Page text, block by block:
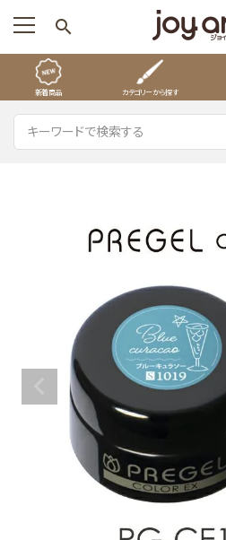
search
新着商品 カテゴリーから探す